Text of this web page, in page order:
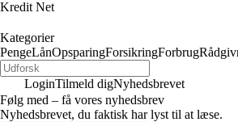
Kredit Net
Kategorier
PengeLånOpsparingForsikringForbrug
LoginTilmeld digNyhedsbrevet
Følg med – få vores nyhedsbrev
Nyhedsbrevet, du faktisk har lyst til at læse.